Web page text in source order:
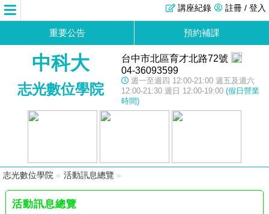
註冊 / 登入
講座紀錄
重要公告 預約補課
中科大
志光數位學院
台中市北區育才北路72號
04-36093599
週一至週四 12:00-21:00 週五及週六
12:00-21:30 週日 12:00-19:00 (假日營業
時間)
志光數位學院 » 活動訊息總覽 »
活動訊息總覽